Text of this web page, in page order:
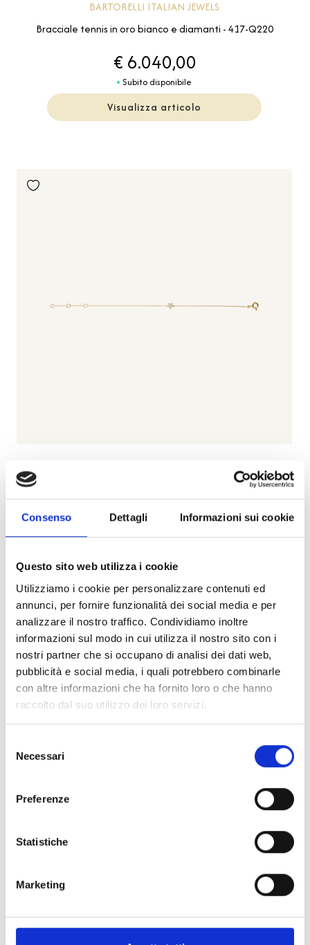
Consenso Dettagli Informazioni sui cookie
Questo sito web utilizza i cookie
Utilizziamo i cookie per personalizzare contenuti ed
annunci, per fornire funzionalità dei social media e per
analizzare il nostro traffico. Condividiamo inoltre
informazioni sul modo in cui utilizza il nostro sito con i
nostri partner che si occupano di analisi dei dati web,
pubblicità e social media, i quali potrebbero combinarle
con altre informazioni che ha fornito loro o che hanno
raccolto dal suo utilizzo dei loro servizi.
delNecessari
Preferenze
Statistiche
Marketing
BARTORELLI ITALIAN JEWELS
Bracciale tennis in oro bianco e diamanti - 417-Q220
€ 6.040,00
Subito disponibile
Visualizza articolo
Bracciale morbido in oro giallo con stellina in pavé di
diamanti - 370-XB1734
€ 545,00
Visualizza articolo